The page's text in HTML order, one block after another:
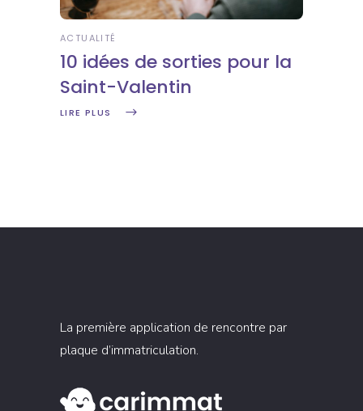
ACTUALITÉ
10 idées de sorties pour la
Saint-Valentin
LIRE PLUS
La première application de rencontre par
plaque d’immatriculation.